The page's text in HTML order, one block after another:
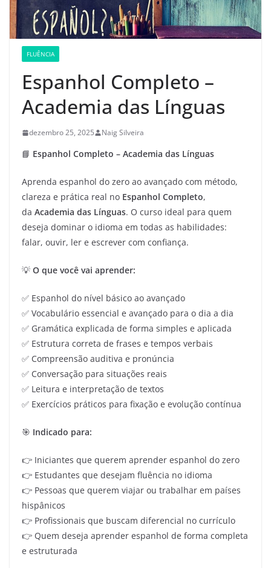
FLUÊNCIA
Espanhol Completo –
Academia das Línguas
dezembro 25, 2025 Naig Silveira
📘 Espanhol Completo – Academia das Línguas
Aprenda espanhol do zero ao avançado com método,
clareza e prática real no Espanhol Completo,
da Academia das Línguas. O curso ideal para quem
deseja dominar o idioma em todas as habilidades:
falar, ouvir, ler e escrever com confiança.
💡 O que você vai aprender:
✅ Espanhol do nível básico ao avançado
✅ Vocabulário essencial e avançado para o dia a dia
✅ Gramática explicada de forma simples e aplicada
✅ Estrutura correta de frases e tempos verbais
✅ Compreensão auditiva e pronúncia
✅ Conversação para situações reais
✅ Leitura e interpretação de textos
✅ Exercícios práticos para fixação e evolução contínua
🎯 Indicado para:
👉 Iniciantes que querem aprender espanhol do zero
👉 Estudantes que desejam fluência no idioma
👉 Pessoas que querem viajar ou trabalhar em países
hispânicos
👉 Profissionais que buscam diferencial no currículo
👉 Quem deseja aprender espanhol de forma completa
e estruturada